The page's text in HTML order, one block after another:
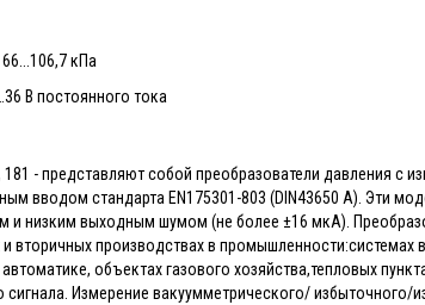
кПа
В постоянного тока
- представляют собой преобразователи давления с
вводом стандарта EN175301-803 (DIN43650 А). Эти
и низким выходным шумом (не более ±16 мкА).
вторичных производствах в
объектах газового хозяйства,тепловых
сигнала. Измерение вакуумметрического/